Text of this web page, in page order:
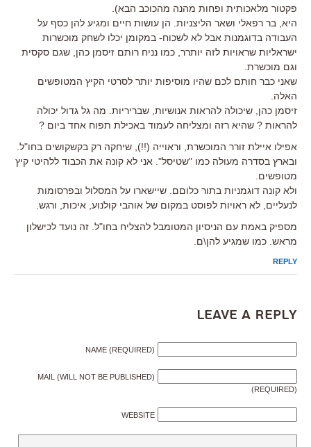
פקטור מלאכותית ופחות מהנה מהכוכב הבא).
היא, בר רפאלי ושאר הליצניות. הן עושות חיים ומגיע להן כסף על
העבודה בדוגמנות אבל לא לשכוח- במקומן יכלו לשחק מוכשרות
ישראליות שראויות לזה יותרר, כמו נניח רותם זיסמן כהן, שגם סקסית
וגם מוכשרת.
שאני כבר חותם לכם שהיו מוסיפות יותר לסרטי הקיץ המטופשים
האלה.
זיסמן כהן, שיכולה להראות אנושיות, שבריריות. מה גל גדול יכולה
להראות ? שהיא רזה ומצליחה לעמוד באכילת תפוח אחד ביום ?
אפילו איילת זורר המוכשרת, וראוייה (!!), שיחקה רק בקשקושים בחו"ל.
ובארץ בסדרה מעולה כמו "שטיסל". אני לא קונה את הכבוד ללהיטי קיץ
מטופשים.
ולא קונה דוגמניות בתור כלוםם. שיישארו על המסלול ובפרסומות
לנעליים, לא ראויות לפוסט במקום של אוהבי קולנוע, איכות, ורגש.
מספיק באמת עם הניסיון המטומבל להצליח בחו"ל. זה נועד לכישלון
מראש. כמו שמגיע להן\ם.
REPLY
Leave a Reply
NAME (REQUIRED)
MAIL (WILL NOT BE PUBLISHED)
(REQUIRED)
WEBSITE